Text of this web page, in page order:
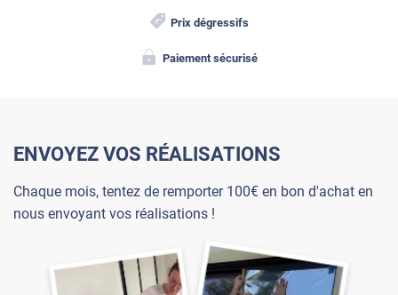
Prix dégressifs
Paiement sécurisé
ENVOYEZ VOS RÉALISATIONS
Chaque mois, tentez de remporter 100€ en bon d'achat en
nous envoyant vos réalisations !